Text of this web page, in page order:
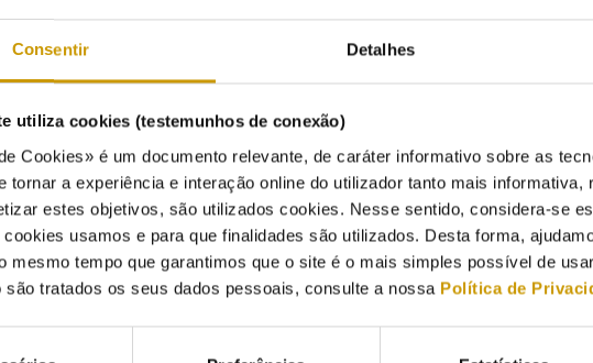
Consentir Detalhes
utiliza cookies (testemunhos de conexão)
Cookies» é um documento relevante, de caráter informativo sobre as
tornar a experiência e interação online do utilizador tanto mais informativa,
estes objetivos, são utilizados cookies. Nesse sentido, considera-se
cookies usamos e para que finalidades são utilizados. Desta forma,
mesmo tempo que garantimos que o site é o mais simples possível de
são tratados os seus dados pessoais, consulte a nossa Política de
Tendo esta entidade reguladora verificado existirem indícios da
previsto no Decreto-Lei n.º 156/2005, de 15 de setembro, na redação
obrigatoriedade da existência e disponibilização do Livro de
serviços que tenham contacto com o público em geral, o Conselho de
2026 proceder à abertura do Processo de Contraordenação n.º 20/
Nos termos do disposto na alínea i) do n.º 1 do artigo 11.º do
competente para proceder à fiscalização do cumprimento do
dos respetivos processos de contraordenação e para a aplicação de
Neste enquadramento, após notificação da visada da nota de
9/2021, de 29 de janeiro, na redação em vigor, a visada procedeu